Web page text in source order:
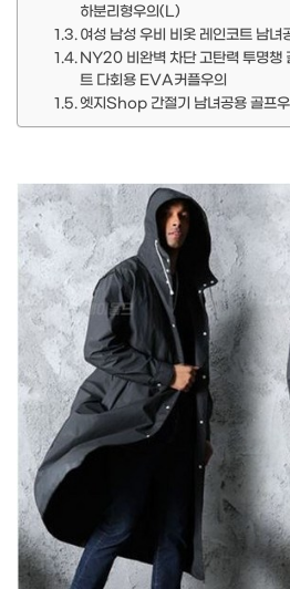
하분리형우의(L)
여성 남성 우비 비옷 레인코트 남녀
NY20 비완벽 차단 고탄력 투명챙
트 다회용 EVA커플우의
엣지Shop 간절기 남녀공용 골프